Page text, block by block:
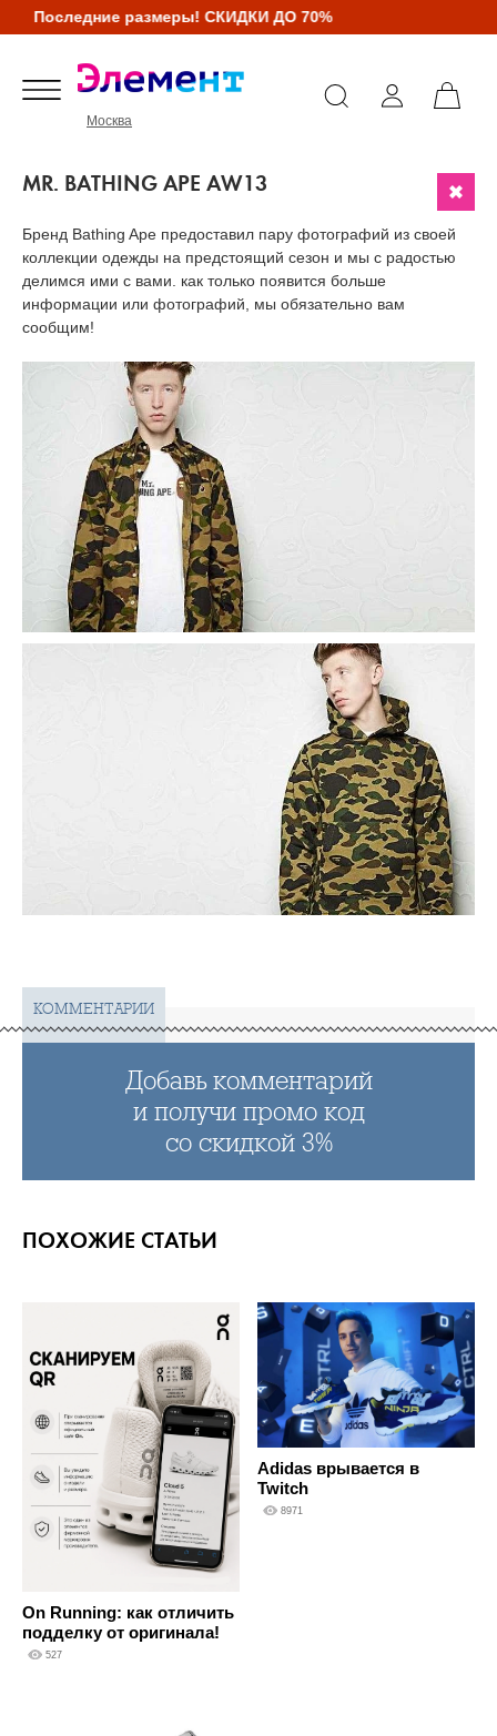
Последние размеры! СКИДКИ ДО 70%
Москва
MR. BATHING APE AW13
Бренд Bathing Ape предоставил пару фотографий из своей
коллекции одежды на предстоящий сезон и мы с радостью
делимся ими с вами. как только появится больше
информации или фотографий, мы обязательно вам
сообщим!
КОММЕНТАРИИ
Добавь комментарий
и получи промо код
со скидкой 3%
ПОХОЖИЕ СТАТЬИ
On Running: как отличить
подделку от оригинала!
527
Adidas врывается в
Twitch
8971